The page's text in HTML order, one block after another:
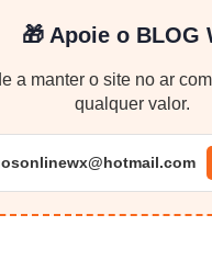
🎁 Apoie o BLOG
a manter o site no ar
qualquer valor.